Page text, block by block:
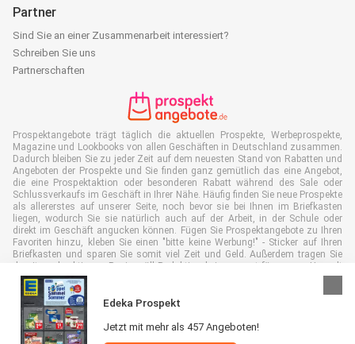
Edeka Prospekt
Jetzt mit mehr als 457 Angeboten!
Partner
Sind Sie an einer Zusammenarbeit interessiert?
Schreiben Sie uns
Partnerschaften
Prospektangebote trägt täglich die aktuellen Prospekte, Werbeprospekte,
Magazine und Lookbooks von allen Geschäften in Deutschland zusammen.
Dadurch bleiben Sie zu jeder Zeit auf dem neuesten Stand von Rabatten und
Angeboten der Prospekte und Sie finden ganz gemütlich das eine Angebot,
die eine Prospektaktion oder besonderen Rabatt während des Sale oder
Schlussverkaufs im Geschäft in Ihrer Nähe. Häufig finden Sie neue Prospekte
als allererstes auf unserer Seite, noch bevor sie bei Ihnen im Briefkasten
liegen, wodurch Sie sie natürlich auch auf der Arbeit, in der Schule oder
direkt im Geschäft angucken können. Fügen Sie Prospektangebote zu Ihren
Favoriten hinzu, kleben Sie einen "bitte keine Werbung!" - Sticker auf Ihren
Briefkasten und sparen Sie somit viel Zeit und Geld. Außerdem tragen Sie
damit auch aktiv zur Papiermüll Reduktion bei, was gut für unsere Umwelt
ist.